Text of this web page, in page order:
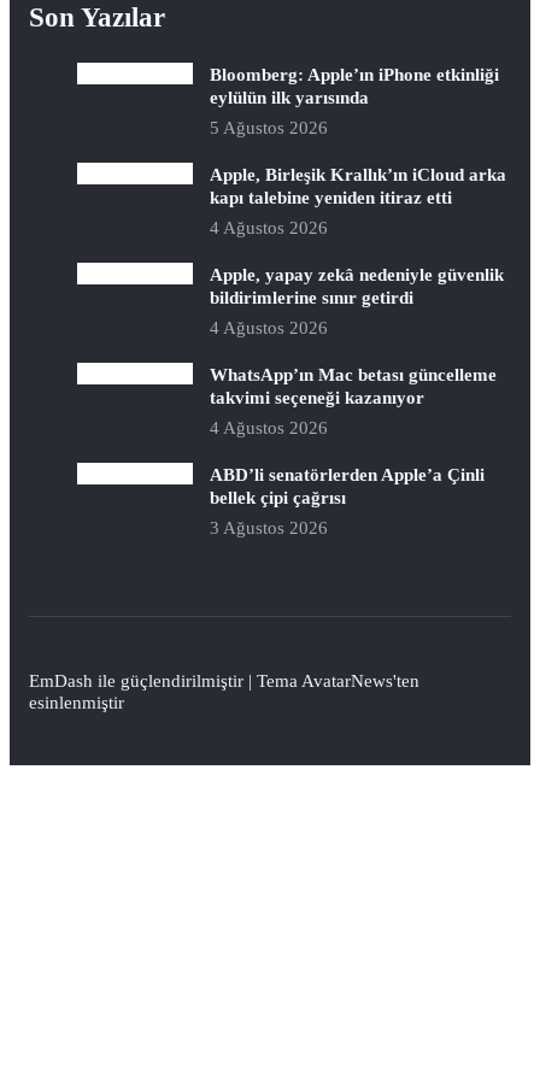
Son Yazılar
Bloomberg: Apple’ın iPhone etkinliği
eylülün ilk yarısında
5 Ağustos 2026
Apple, Birleşik Krallık’ın iCloud arka
kapı talebine yeniden itiraz etti
4 Ağustos 2026
Apple, yapay zekâ nedeniyle güvenlik
bildirimlerine sınır getirdi
4 Ağustos 2026
WhatsApp’ın Mac betası güncelleme
takvimi seçeneği kazanıyor
4 Ağustos 2026
ABD’li senatörlerden Apple’a Çinli
bellek çipi çağrısı
3 Ağustos 2026
EmDash ile güçlendirilmiştir | Tema AvatarNews'ten
esinlenmiştir